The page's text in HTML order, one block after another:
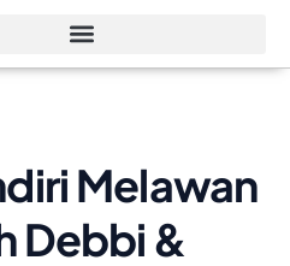
Melawan
Debbi &